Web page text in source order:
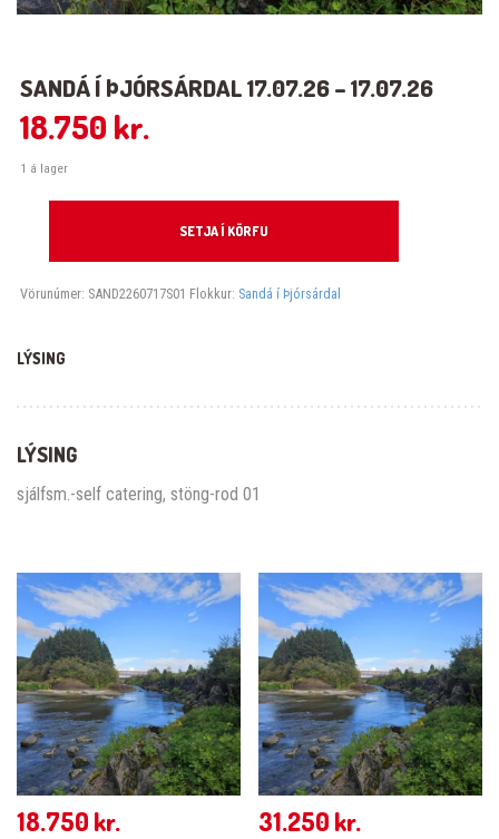
SANDÁ Í ÞJÓRSÁRDAL 17.07.26 – 17.07.26
18.750 kr.
1 á lager
SETJA Í KÖRFU
Vörunúmer: SAND2260717S01 Flokkur: Sandá í Þjórsárdal
LÝSING
LÝSING
sjálfsm.-self catering, stöng-rod 01
18.750 kr. 31.250 kr.